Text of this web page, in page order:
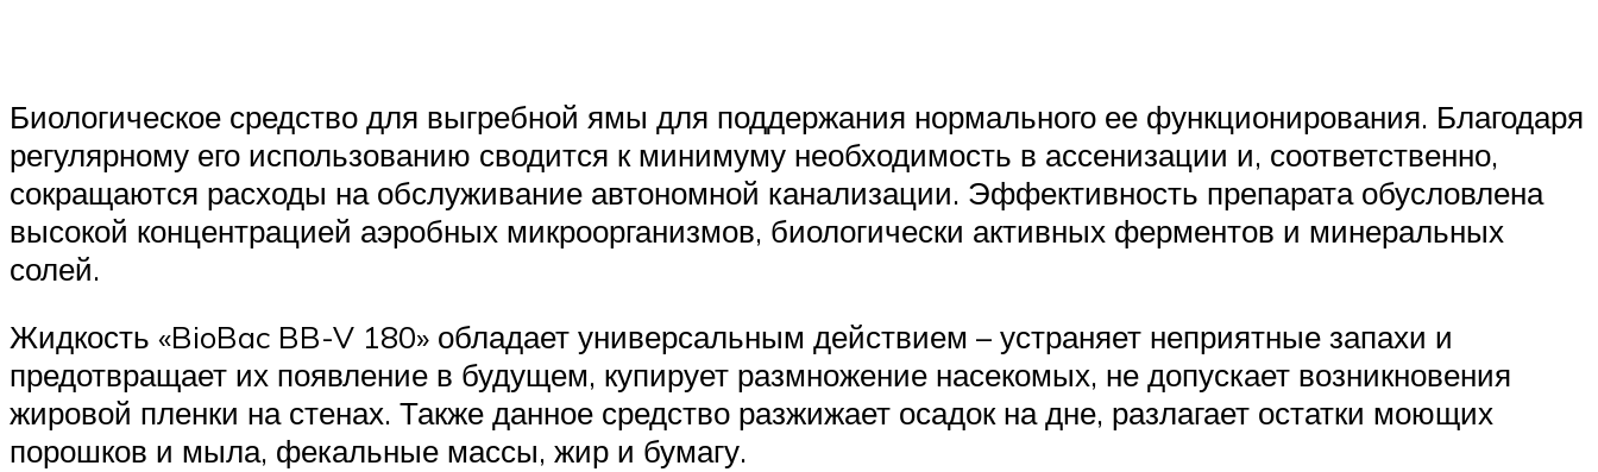
Биологическое средство для выгребной ямы для поддержания нормального ее функционирования. Благодаря
регулярному его использованию сводится к минимуму необходимость в ассенизации и, соответственно,
сокращаются расходы на обслуживание автономной канализации. Эффективность препарата обусловлена
высокой концентрацией аэробных микроорганизмов, биологически активных ферментов и минеральных
солей.
Жидкость «BioBac BB-V 180» обладает универсальным действием – устраняет неприятные запахи и
предотвращает их появление в будущем, купирует размножение насекомых, не допускает возникновения
жировой пленки на стенах. Также данное средство разжижает осадок на дне, разлагает остатки моющих
порошков и мыла, фекальные массы, жир и бумагу.